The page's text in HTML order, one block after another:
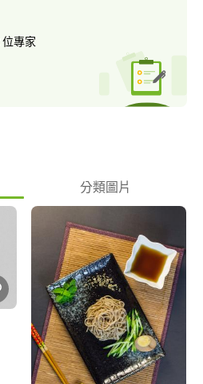
位專家
分類圖片